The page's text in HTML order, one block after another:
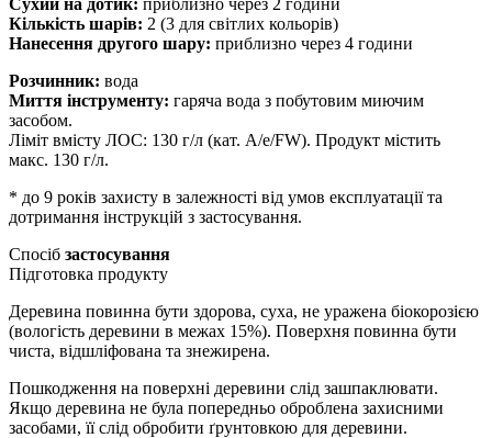
Кількість шарів: 2 (3 для світлих кольорів)
Нанесення другого шару: приблизно через 4 години
Розчинник: вода
Миття інструменту: гаряча вода з побутовим миючим
засобом.
Ліміт вмісту ЛОС: 130 г/л (кат. A/e/FW). Продукт містить
макс. 130 г/л.
* до 9 років захисту в залежності від умов експлуатації та
дотримання інструкцій з застосування.
Спосіб застосування
Підготовка продукту
Деревина повинна бути здорова, суха, не уражена біокорозією
(вологість деревини в межах 15%). Поверхня повинна бути
чиста, відшліфована та знежирена.
Пошкодження на поверхні деревини слід зашпаклювати.
Якщо деревина не була попередньо оброблена захисними
засобами, її слід обробити ґрунтовкою для деревини.